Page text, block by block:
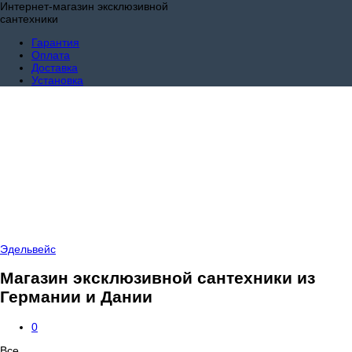
Интернет-магазин эксклюзивной
сантехники
Гарантия
Оплата
Доставка
Установка
Эдельвейс
Магазин эксклюзивной сантехники из
Германии и Дании
0